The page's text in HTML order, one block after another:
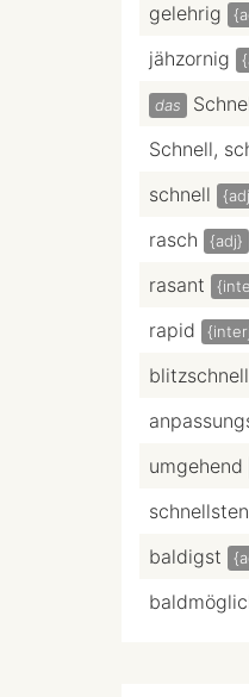
gelehrig
jähzornig
das
Schnell,
schnell
rasch {adj}
rasant
rapid
blitzschnell
umgehend
baldigst